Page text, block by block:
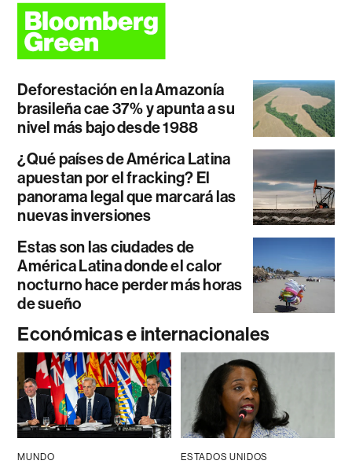
Deforestación en la Amazonía
brasileña cae 37% y apunta a su
nivel más bajo desde 1988
¿Qué países de América Latina
apuestan por el fracking? El
panorama legal que marcará las
nuevas inversiones
Estas son las ciudades de
América Latina donde el calor
nocturno hace perder más horas
de sueño
Económicas e internacionales
MUNDO ESTADOS UNIDOS